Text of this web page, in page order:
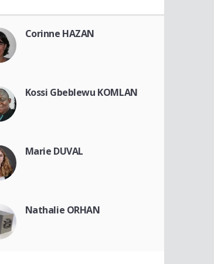
Corinne HAZAN
Kossi Gbeblewu KOMLAN
Marie DUVAL
Nathalie ORHAN